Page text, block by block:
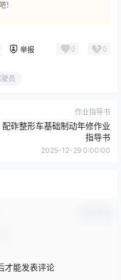
！
举报 0 0
员
作业指导书
配砟整形车基础制动年修作业
指导书
2025-12-29 0:00:00
才能发表评论